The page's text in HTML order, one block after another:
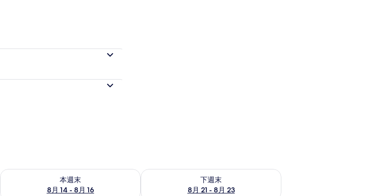
本週末
8月 14 - 8月 16
查看本週末 (8月 14 - 8月 16) 的供應情況
下週末
8月 21 - 8月 23
查看下週末 (8月 21 - 8月 23) 的供應情況